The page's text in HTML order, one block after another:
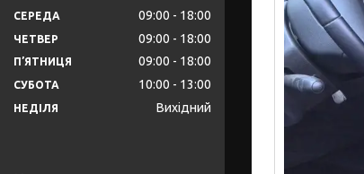
СЕРЕДА 09:00 18:00
ЧЕТВЕР 09:00 18:00
ПʼЯТНИЦЯ 09:00 18:00
СУБОТА 10:00 13:00
НЕДІЛЯ Вихідний